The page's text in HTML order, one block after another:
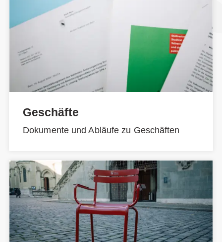
Geschäfte
Dokumente und Abläufe zu Geschäften